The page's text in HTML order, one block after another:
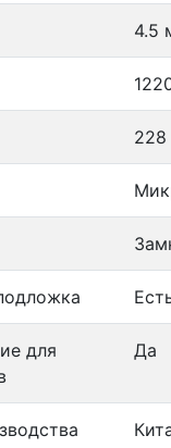
4.5
для
Да